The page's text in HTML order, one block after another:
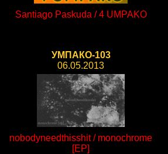
Santiago Paskuda / 4 UMPAKO
УМПАКО-103
06.05.2013
nobodyneedthisshit / monochrome
[EP]